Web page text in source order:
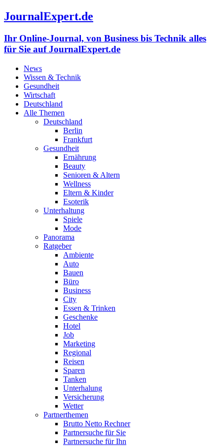
JournalExpert.de
Ihr Online-Journal, von Business bis Technik alles
für Sie auf JournalExpert.de
News
Wissen & Technik
Gesundheit
Wirtschaft
Deutschland
Alle Themen
Deutschland
Berlin
Frankfurt
Gesundheit
Ernährung
Beauty
Senioren & Altern
Wellness
Eltern & Kinder
Esoterik
Unterhaltung
Spiele
Mode
Panorama
Ratgeber
Ambiente
Auto
Bauen
Büro
Business
City
Essen & Trinken
Geschenke
Hotel
Job
Marketing
Regional
Reisen
Sparen
Tanken
Unterhalung
Versicherung
Wetter
Partnerthemen
Brutto Netto Rechner
Partnersuche für Sie
Partnersuche für Ihn